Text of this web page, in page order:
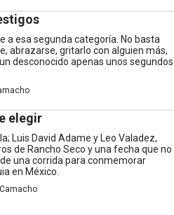
a esa segunda categoría. No basta
abrazarse, gritarlo con alguien más,
desconocido apenas unos segundos
elegir
Luis David Adame y Leo Valadez,
de Rancho Seco y una fecha que no
una corrida para conmemorar
en México.